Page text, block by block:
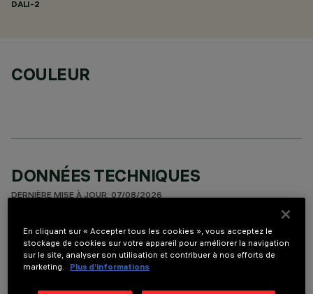
DALI-2
COULEUR
DONNÉES TECHNIQUES
DERNIÈRE MISE À JOUR: 07/08/2026
DESCRIPTION
Appareil miniaturisé encastrable linéaire pour sources LED.
Malgré les dimensions extrêmement réduites du produit, la
technologie brevetée du système otique garantit une
En cliquant sur « Accepter tous les cookies », vous acceptez le
stockage de cookies sur votre appareil pour améliorer la navigation
sur le site, analyser son utilisation et contribuer à nos efforts de
marketing.
Plus d’informations